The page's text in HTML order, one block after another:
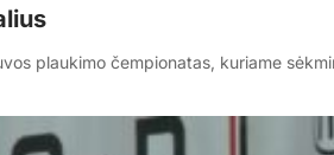
plaukimo čempionatas, kuriame